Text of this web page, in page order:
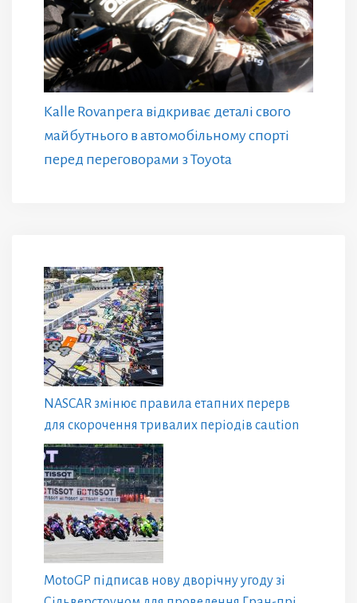
Kalle Rovanpera відкриває деталі свого
майбутнього в автомобільному спорті
перед переговорами з Toyota
NASCAR змінює правила етапних перерв
для скорочення тривалих періодів caution
MotoGP підписав нову дворічну угоду зі